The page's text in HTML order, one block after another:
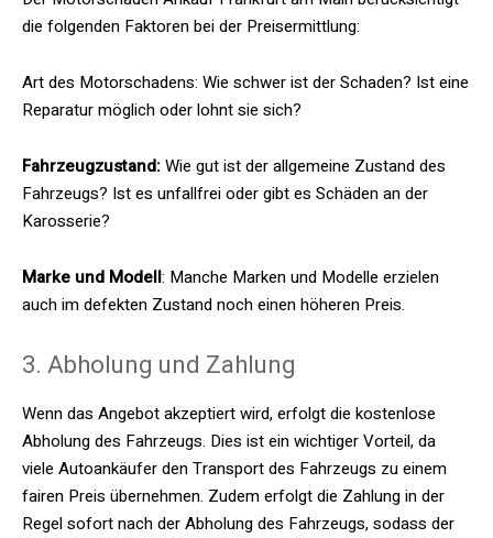
die folgenden Faktoren bei der Preisermittlung:
Art des Motorschadens: Wie schwer ist der Schaden? Ist eine
Reparatur möglich oder lohnt sie sich?
Fahrzeugzustand:Wie gut ist der allgemeine Zustand des
Fahrzeugs? Ist es unfallfrei oder gibt es Schäden an der
Karosserie?
Marke und Modell: Manche Marken und Modelle erzielen
auch im defekten Zustand noch einen höheren Preis.
3. Abholung und Zahlung
Wenn das Angebot akzeptiert wird, erfolgt die kostenlose
Abholung des Fahrzeugs. Dies ist ein wichtiger Vorteil, da
viele Autoankäufer den Transport des Fahrzeugs zu einem
fairen Preis übernehmen. Zudem erfolgt die Zahlung in der
Regel sofort nach der Abholung des Fahrzeugs, sodass der